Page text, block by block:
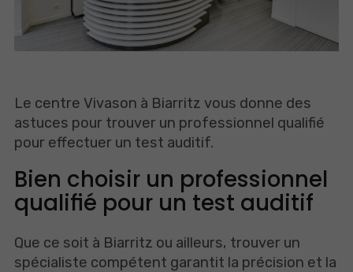
Le centre Vivason à Biarritz vous donne des
astuces pour trouver un professionnel qualifié
pour effectuer un test auditif.
Bien choisir un professionnel
qualifié pour un test auditif
Que ce soit à Biarritz ou ailleurs, trouver un
spécialiste compétent garantit la précision et la